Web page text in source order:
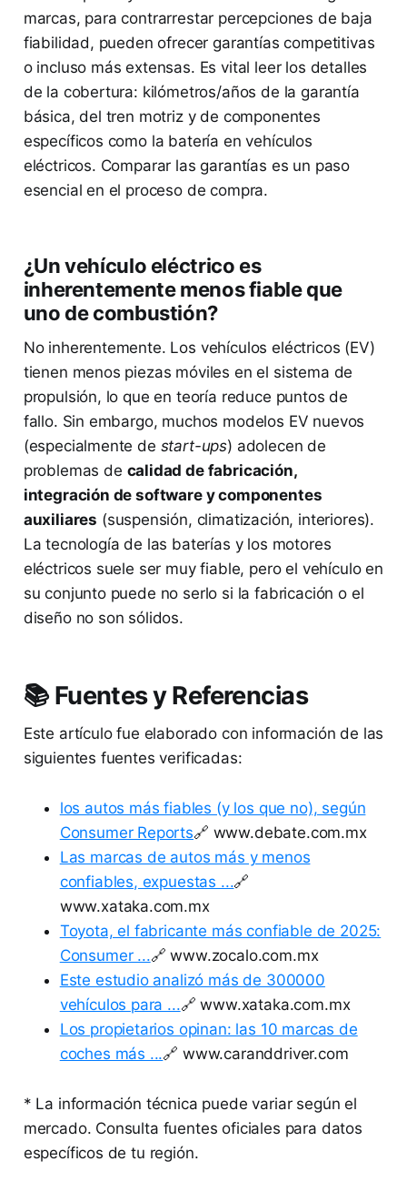
marcas, para contrarrestar percepciones de baja
fiabilidad, pueden ofrecer garantías competitivas
o incluso más extensas. Es vital leer los detalles
de la cobertura: kilómetros/años de la garantía
básica, del tren motriz y de componentes
específicos como la batería en vehículos
eléctricos. Comparar las garantías es un paso
esencial en el proceso de compra.
¿Un vehículo eléctrico es
inherentemente menos fiable que
uno de combustión?
No inherentemente. Los vehículos eléctricos (EV)
tienen menos piezas móviles en el sistema de
propulsión, lo que en teoría reduce puntos de
fallo. Sin embargo, muchos modelos EV nuevos
(especialmente de start-ups) adolecen de
problemas de calidad de fabricación,
integración de software y componentes
auxiliares (suspensión, climatización, interiores).
La tecnología de las baterías y los motores
eléctricos suele ser muy fiable, pero el vehículo en
su conjunto puede no serlo si la fabricación o el
diseño no son sólidos.
📚 Fuentes y Referencias
Este artículo fue elaborado con información de las
siguientes fuentes verificadas:
los autos más fiables (y los que no), según
Consumer Reports🔗 www.debate.com.mx
Las marcas de autos más y menos
confiables, expuestas ...🔗
www.xataka.com.mx
Toyota, el fabricante más confiable de 2025:
Consumer ...🔗 www.zocalo.com.mx
Este estudio analizó más de 300000
vehículos para ...🔗 www.xataka.com.mx
Los propietarios opinan: las 10 marcas de
coches más ...🔗 www.caranddriver.com
* La información técnica puede variar según el
mercado. Consulta fuentes oficiales para datos
específicos de tu región.